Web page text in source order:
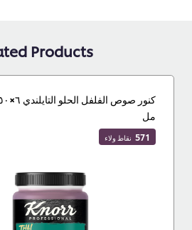
Products
كنور صوص الفلفل الحلو التايلندي ٦×٩٥٠
مل
571 نقاط ولاء